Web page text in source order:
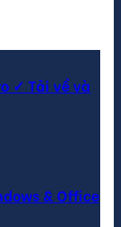
✓ Tải về và
& Office